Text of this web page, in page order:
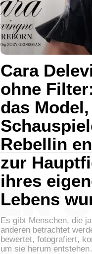
Cara
ohne
das
Rebellin
zur
ihres
Lebens
Es gibt Menschen, die
anderen betrachtet
bewertet, fotografiert,
um sie herum